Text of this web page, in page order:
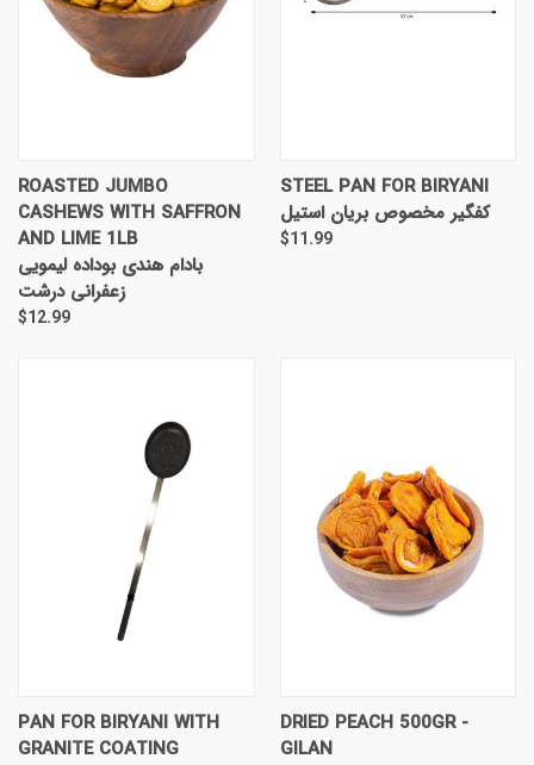
ROASTED JUMBO
CASHEWS WITH SAFFRON
AND LIME 1LB
بادام هندی بوداده لیمویی
زعفرانی درشت
$12.99
STEEL PAN FOR BIRYANI
کفگیر مخصوص بریان استیل
$11.99
PAN FOR BIRYANI WITH
GRANITE COATING
DRIED PEACH 500GR -
GILAN